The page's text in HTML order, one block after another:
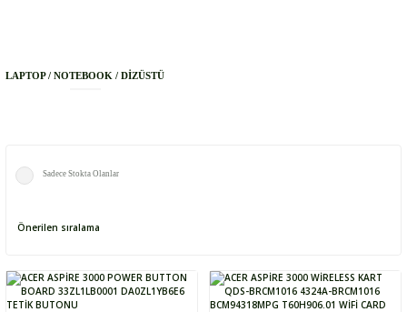
LAPTOP / NOTEBOOK / DİZÜSTÜ
Sadece Stokta Olanlar